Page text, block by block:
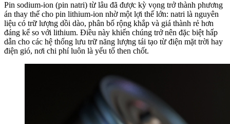
Pin sodium-ion (pin natri) từ lâu đã được kỳ vọng trở thành phương
án thay thế cho pin lithium-ion nhờ một lợi thế lớn: natri là nguyên
liệu có trữ lượng dồi dào, phân bố rộng khắp và giá thành rẻ hơn
đáng kể so với lithium. Điều này khiến chúng trở nên đặc biệt hấp
dẫn cho các hệ thống lưu trữ năng lượng tái tạo từ điện mặt trời hay
điện gió, nơi chi phí luôn là yếu tố then chốt.